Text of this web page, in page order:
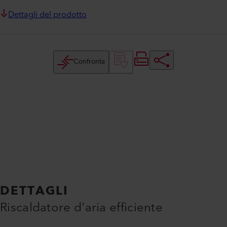
Dettagli del prodotto
Confronta
DETTAGLI
Riscaldatore d'aria efficiente